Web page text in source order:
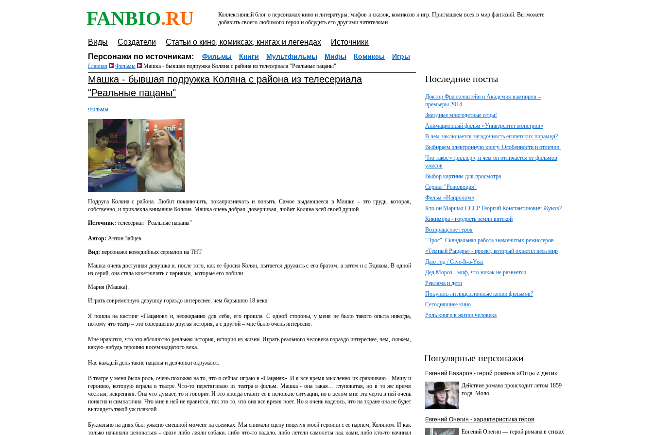
FANBIO.RU
Коллективный блог о персонажах кино и литературы, мифов и сказок, комиксов и игр. Приглашаем всех в мир фантазий. Вы можете
добавить своего любимого героя и обсудить его другими читателями.
Виды Создатели Статьи о кино, комиксах, книгах и легендах
Источники
Персонажи по источникам:
Фильмы Книги Мультфильмы Мифы Комиксы Игры
Главная Фильмы Машка - бывшая подружка Коляна с района из телесериала "Реальные пацаны"
Машка - бывшая подружка Коляна с района из телесериала
"Реальные пацаны"
Фильмы
Подруга Коляна с района. Любит поканючить, покапризничать и поныть. Самое выдающееся в Машке – это грудь, которая,
собственно, и привлекла внимание Коляна. Машка очень добрая, доверчивая, любит Коляна всей своей душой.
Источник: телесериал "Реальные пацаны"
Автор: Антон Зайцев
Вид: персонажи комедийных сериалов на ТНТ
Машка очень доступная девушка и, после того, как ее бросил Колян, пытается дружить с его братом, а затем и с Эдиком. В одной
из серий, она стала кокетничать с парнями, которые его побили.
Мария (Машка):
Играть современную девушку гораздо интереснее, чем барышню 18 века.
Я пошла на кастинг «Пацанов» и, неожиданно для себя, его прошла. С одной стороны, у меня не было такого опыта никогда,
потому что театр – это совершенно другая история, а с другой – мне было очень интересно.
Мне нравится, что это абсолютно реальная история, история из жизни. Играть реального человека гораздо интереснее, чем, скажем,
какую-нибудь героиню восемнадцатого века.
Нас каждый день такие пацаны и девчонки окружают.
В театре у меня была роль, очень похожая на то, что я сейчас играю в «Пацанах». И я все время мысленно их сравниваю – Машу и
героиню, которую играла в театре. Что-то перетягиваю из театра в фильм. Машка - она такая… глуповатая, но в то же время
честная, искренняя. Она что думает, то и говорит. И это иногда ставит ее в неловкие ситуации, но в целом мне эта черта в ней очень
понятна и симпатична. Что мне в ней не нравится, так это то, что она все время ноет. Но я очень надеюсь, что на экране она не будет
выглядеть такой уж плаксой.
Буквально на днях был ужасно смешной момент на съемках. Мы снимали сцену поцелуя моей героини с ее парнем, Коляном. И как
только начинали целоваться – сразу либо лаяли собаки, либо что-то падало, либо летели самолеты над нами, либо кто-то начинал
Последние посты
Доктор Франкенштейн и Академия вампиров –
премьеры 2014
Звездные многодетные отцы!
Анимационный фильм «Университет монстров»
В чем заключается загадочность египетских пирамид?
Выбираем электронную книгу. Особенности и отличия.
Что такое «триллер», и чем он отличается от фильмов
ужасов
Выбор картины для просмотра
Сериал "Революция"
Фильм «Напролом»
Кто он Маршал СССР Георгий Константинович Жуков?
Кикимора - гордость земли вятской
Возвращение героя
"Эрос". Скандальная работа знаменитых режиссеров.
«Темный Рыцарь» - проект, который охватил весь мир
Даю год / Give-It-a-Year
Дед Мороз - миф, что никак не развеется
Реклама и дети
Покупать ли лицензионные копии фильмов?
Сегодняшнее кино
Роль книги в жизни человека
Популярные персонажи
Евгений Базаров - герой романа «Отцы и дети»
Действие романа происходит летом 1859
года. Моло...
Евгений Онегин - характеристика героя
Евгений Онегин — герой романа в стихах